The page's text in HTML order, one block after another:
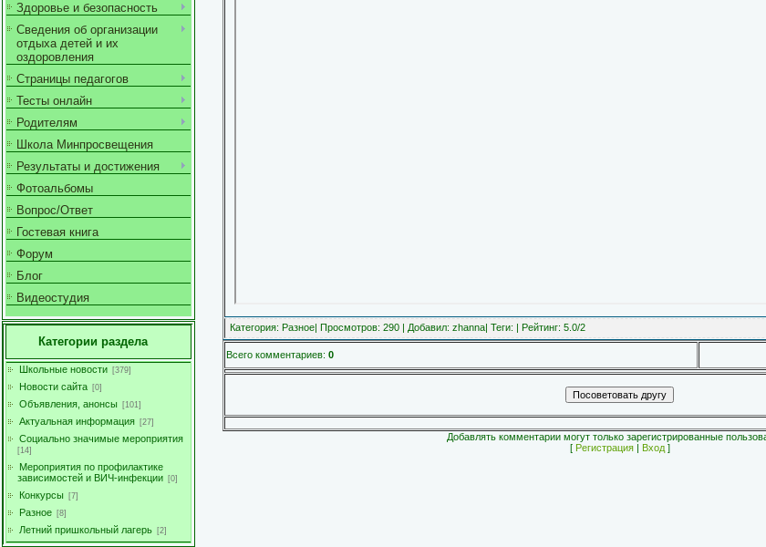
Здоровье и безопасность
Сведения об организации
отдыха детей и их
оздоровления
Страницы педагогов
Тесты онлайн
Родителям
Школа Минпросвещения
Результаты и достижения
Фотоальбомы
Вопрос/Ответ
Гостевая книга
Форум
Блог
Видеостудия
Категории раздела
Школьные новости [379]
Новости сайта [0]
Объявления, анонсы [101]
Актуальная информация [27]
Социально значимые мероприятия
[14]
Мероприятия по профилактике
зависимостей и ВИЧ-инфекции [0]
Конкурсы [7]
Разное [8]
Летний пришкольный лагерь [2]
Категория: Разное| Просмотров: 290 | Добавил: zhanna| Теги: | Рейтинг: 5.0/2
Всего комментариев: 0
Добавлять комментарии могут только зарегистрированные
[ Регистрация| Вход]